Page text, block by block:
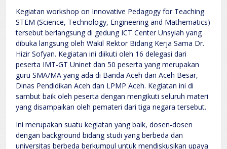
Kegiatan workshop on Innovative Pedagogy for Teaching
STEM (Science, Technology, Engineering and Mathematics)
tersebut berlangsung di gedung ICT Center Unsyiah yang
dibuka langsung oleh Wakil Rektor Bidang Kerja Sama Dr.
Hizir Sofyan. Kegiatan ini diikuti oleh 16 delegasi dari
peserta IMT-GT Uninet dan 50 peserta yang merupakan
guru SMA/MA yang ada di Banda Aceh dan Aceh Besar,
Dinas Pendidikan Aceh dan LPMP Aceh. Kegiatan ini di
sambut baik oleh peserta dengan mengikuti seluruh materi
yang disampaikan oleh pemateri dari tiga negara tersebut.
Ini merupakan suatu kegiatan yang baik, dosen-dosen
dengan background bidang studi yang berbeda dan
universitas berbeda berkumpul untuk mendiskusikan upaya